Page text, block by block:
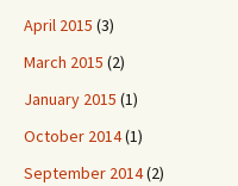
April 2015 (3)
March 2015 (2)
January 2015 (1)
October 2014(1)
September 2014(2)